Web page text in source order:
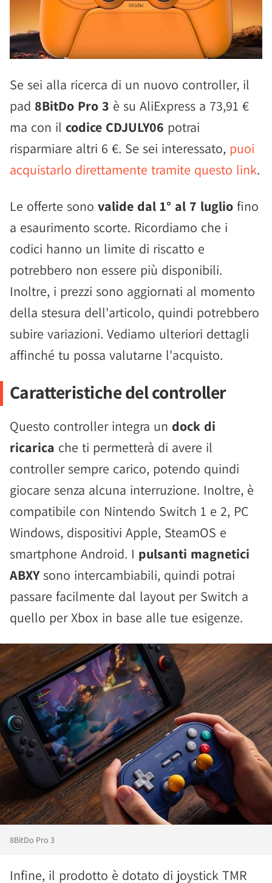
Se sei alla ricerca di un nuovo controller, il
pad 8BitDo Pro 3 è su AliExpress a 73,91 €
ma con il codice CDJULY06 potrai
risparmiare altri 6 €. Se sei interessato, puoi
acquistarlo direttamente tramite questo link.
Le offerte sono valide dal 1° al 7 luglio fino
a esaurimento scorte. Ricordiamo che i
codici hanno un limite di riscatto e
potrebbero non essere più disponibili.
Inoltre, i prezzi sono aggiornati al momento
della stesura dell'articolo, quindi potrebbero
subire variazioni. Vediamo ulteriori dettagli
affinché tu possa valutarne l'acquisto.
Caratteristiche del controller
Questo controller integra un dock di
ricarica che ti permetterà di avere il
controller sempre carico, potendo quindi
giocare senza alcuna interruzione. Inoltre, è
compatibile con Nintendo Switch 1 e 2, PC
Windows, dispositivi Apple, SteamOS e
smartphone Android. I pulsanti magnetici
ABXYsono intercambiabili, quindi potrai
passare facilmente dal layout per Switch a
quello per Xbox in base alle tue esigenze.
8BitDo Pro 3
Infine, il prodotto è dotato di joystick TMR